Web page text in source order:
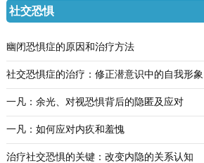
社交恐惧
幽闭恐惧症的原因和治疗方法
社交恐惧症的治疗：修正潜意识中的自我形象
一凡：余光、对视恐惧背后的隐匿及应对
一凡：如何应对内疚和羞愧
治疗社交恐惧的关键：改变内隐的关系认知